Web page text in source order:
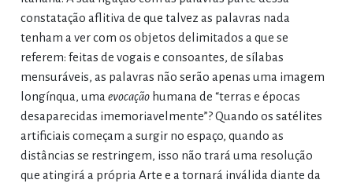
constatação aflitiva de que talvez as palavras nada
tenham a ver com os objetos delimitados a que se
referem: feitas de vogais e consoantes, de sílabas
mensuráveis, as palavras não serão apenas uma imagem
longínqua, uma evocaçãohumana de “terras e épocas
desaparecidas imemoriavelmente”? Quando os satélites
artificiais começam a surgir no espaço, quando as
distâncias se restringem, isso não trará uma resolução
que atingirá a própria Arte e a tornará inválida diante da